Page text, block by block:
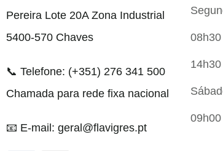
Pereira Lote 20A Zona Industrial
5400-570 Chaves
📞 Telefone: (+351) 276 341 500
Chamada para rede fixa nacional
📧 E-mail: geral@flavigres.pt